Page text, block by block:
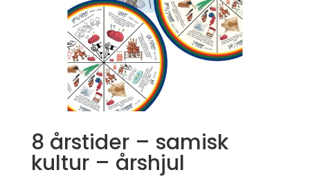
8 årstider – samisk
kultur – årshjul